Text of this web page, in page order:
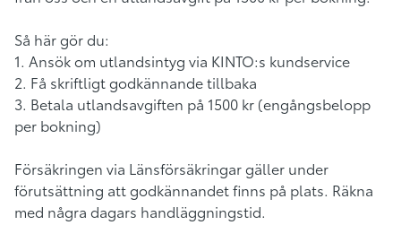
Så här gör du:
1. Ansök om utlandsintyg via KINTO:s kundservice
2. Få skriftligt godkännande tillbaka
3. Betala utlandsavgiften på 1500 kr (engångsbelopp
per bokning)
Försäkringen via Länsförsäkringar gäller under
förutsättning att godkännandet finns på plats. Räkna
med några dagars handläggningstid.